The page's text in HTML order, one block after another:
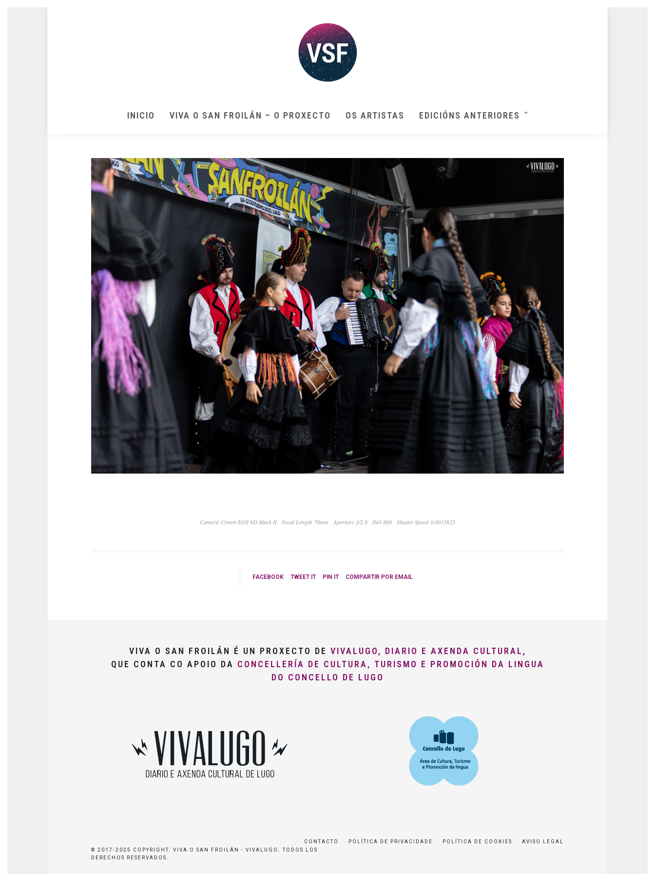
INICIO VIVA O SAN FROILÁN – O PROXECTO OS ARTISTAS EDICIÓNS ANTERIORES
Camera Canon EOS 6D Mark II Focal Length 70mm Aperture ƒ/2.8 ISO 800 Shutter Speed 0.0015625
FACEBOOK TWEET IT PIN IT COMPARTIR POR EMAIL
VIVA O SAN FROILÁN É UN PROXECTO DE VIVALUGO, DIARIO E AXENDA CULTURAL,
QUE CONTA CO APOIO DA CONCELLERÍA DE CULTURA, TURISMO E PROMOCIÓN DA LINGUA
DO CONCELLO DE LUGO
CONTACTO POLÍTICA DE PRIVACIDADE POLÍTICA DE COOKIES
AVISO LEGAL
© 2017-2025 COPYRIGHT. VIVA O SAN FROILÁN - VIVALUGO. TODOS LOS
DERECHOS RESERVADOS.